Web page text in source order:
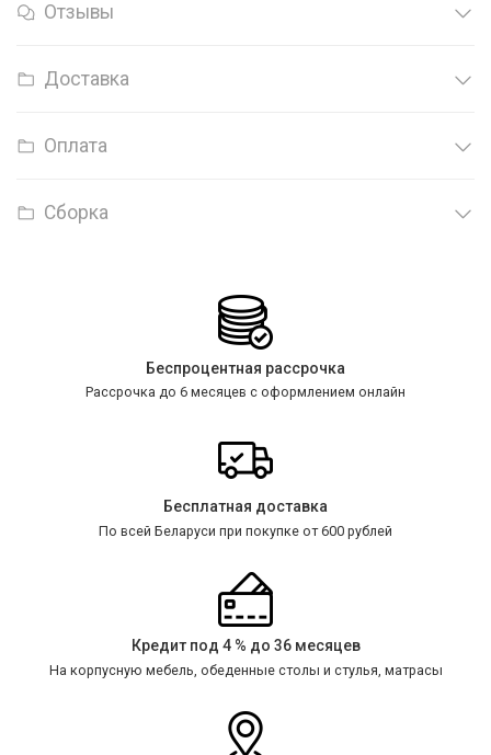
Отзывы
Доставка
Оплата
Сборка
Беспроцентная рассрочка
Рассрочка до 6 месяцев с оформлением онлайн
Бесплатная доставка
По всей Беларуси при покупке от 600 рублей
Кредит под 4 % до 36 месяцев
На корпусную мебель, обеденные столы и стулья, матрасы